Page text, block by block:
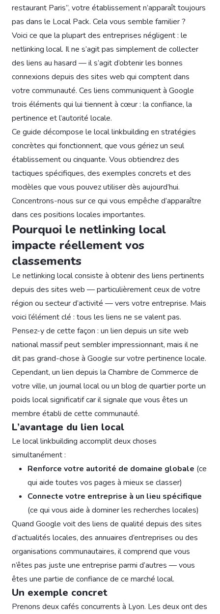
restaurant Paris”, votre établissement n’apparaît toujours
pas dans le Local Pack. Cela vous semble familier ?
Voici ce que la plupart des entreprises négligent : le
netlinking local. Il ne s’agit pas simplement de collecter
des liens au hasard — il s’agit d’obtenir les bonnes
connexions depuis des sites web qui comptent dans
votre communauté. Ces liens communiquent à Google
trois éléments qui lui tiennent à cœur : la confiance, la
pertinence et l’autorité locale.
Ce guide décompose le local linkbuilding en stratégies
concrètes qui fonctionnent, que vous gériez un seul
établissement ou cinquante. Vous obtiendrez des
tactiques spécifiques, des exemples concrets et des
modèles que vous pouvez utiliser dès aujourd’hui.
Concentrons-nous sur ce qui vous empêche d’apparaître
dans ces positions locales importantes.
Pourquoi le netlinking local
impacte réellement vos
classements
Le netlinking local consiste à obtenir des liens pertinents
depuis des sites web — particulièrement ceux de votre
région ou secteur d’activité — vers votre entreprise. Mais
voici l’élément clé : tous les liens ne se valent pas.
Pensez-y de cette façon : un lien depuis un site web
national massif peut sembler impressionnant, mais il ne
dit pas grand-chose à Google sur votre pertinence locale.
Cependant, un lien depuis la Chambre de Commerce de
votre ville, un journal local ou un blog de quartier porte un
poids local significatif car il signale que vous êtes un
membre établi de cette communauté.
L’avantage du lien local
Le local linkbuilding accomplit deux choses
simultanément :
Renforce votre autorité de domaine globale (ce
qui aide toutes vos pages à mieux se classer)
Connecte votre entreprise à un lieu spécifique
(ce qui vous aide à dominer les recherches locales)
Quand Google voit des liens de qualité depuis des sites
d’actualités locales, des annuaires d’entreprises ou des
organisations communautaires, il comprend que vous
n’êtes pas juste une entreprise parmi d’autres — vous
êtes une partie de confiance de ce marché local.
Un exemple concret
Prenons deux cafés concurrents à Lyon. Les deux ont des